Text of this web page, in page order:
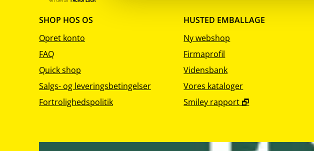
SHOP HOS OS
Opret konto
FAQ
Quick shop
Salgs- og leveringsbetingelser
Fortrolighedspolitik
HUSTED EMBALLAGE
Ny webshop
Firmaprofil
Vidensbank
Vores kataloger
Smiley rapport 🗗